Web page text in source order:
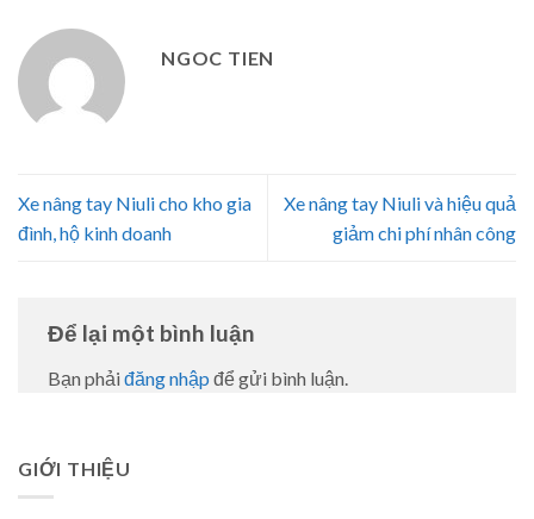
NGOC TIEN
Xe nâng tay Niuli cho kho gia
đình, hộ kinh doanh
Xe nâng tay Niuli và hiệu quả
giảm chi phí nhân công
Để lại một bình luận
Bạn phải đăng nhập để gửi bình luận.
GIỚI THIỆU